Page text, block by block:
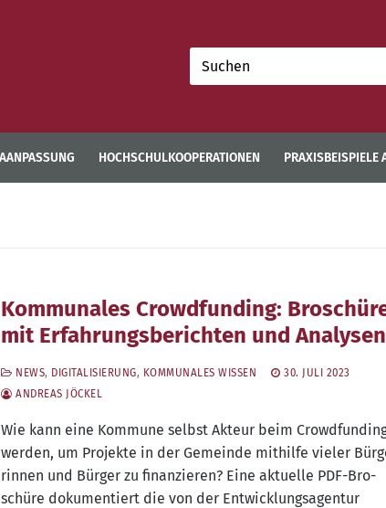
Suchen
nach:
HOCHSCHULKOOPERATIONEN PRAXISBEISPIELE
Kommunales Crowdfunding:
mit Erfahrungsberichten und Analysen
NEWS, DIGITALISIERUNG, KOMMUNALES WISSEN
30. JULI 2023
ANDREAS JÖCKEL
Wie kann eine Kom­mu­ne selbst Akteur beim
wer­den, um Pro­jek­te in der Gemein­de mit­hil­fe vie­ler
rin­nen und Bür­ger zu finan­zie­ren? Eine aktu­el­le PDF-Bro­
schü­re doku­men­tiert die von der Ent­wick­lungs­agen­tur